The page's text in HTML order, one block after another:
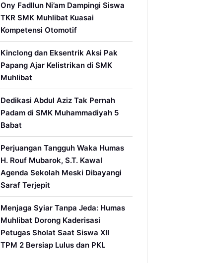
Ony Fadllun Ni’am Dampingi Siswa
TKR SMK Muhlibat Kuasai
Kompetensi Otomotif
Kinclong dan Eksentrik Aksi Pak
Papang Ajar Kelistrikan di SMK
Muhlibat
Dedikasi Abdul Aziz Tak Pernah
Padam di SMK Muhammadiyah 5
Babat
Perjuangan Tangguh Waka Humas
H. Rouf Mubarok, S.T. Kawal
Agenda Sekolah Meski Dibayangi
Saraf Terjepit
Menjaga Syiar Tanpa Jeda: Humas
Muhlibat Dorong Kaderisasi
Petugas Sholat Saat Siswa XII
TPM 2 Bersiap Lulus dan PKL